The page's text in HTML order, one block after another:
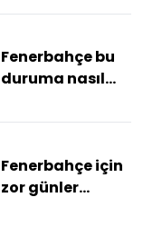
dindirecek?
Fenerbahçe bu
duruma nasıl
Fenerbahçe için
zor günler